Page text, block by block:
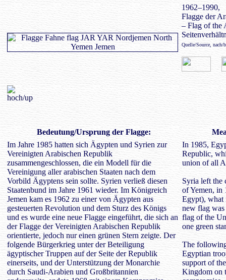
1962–1990,
Flagge der
– Flag of the
Quelle/Source,
Bedeutung/Ursprung der Flagge:
Im Jahre 1985 hatten sich Ägypten und Syrien zur
Vereinigten Arabischen Republik
zusammengeschlossen, die ein Modell für die
Vereinigung aller arabischen Staaten nach dem
Vorbild Ägyptens sein sollte. Syrien verließ diesen
Staatenbund im Jahre 1961 wieder. Im Königreich
Jemen kam es 1962 zu einer von Ägypten aus
gesteuerten Revolution und dem Sturz des Königs
und es wurde eine neue Flagge eingeführt, die sich an
der Flagge der Vereinigten Arabischen Republik
orientierte, jedoch nur einen grünen Stern zeigte. Der
folgende Bürgerkrieg unter der Beteiligung
ägyptischer Truppen auf der Seite der Republik
einerseits, und der Unterstützung der Monarchie
durch Saudi-Arabien und Großbritannien
In 1985,
Republic,
union of all
Syria left the
of Yemen, in
Egypt), what
new flag
flag of the
one green
The
Egyptian
support of
Kingdom on